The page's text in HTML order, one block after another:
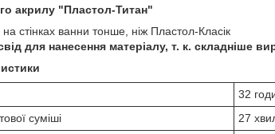
акрилу "Пластол-Титан"
стінках ванни тонше, ніж Пластол-Класік
для нанесення матеріалу, т. к. складніше
32
суміші
27